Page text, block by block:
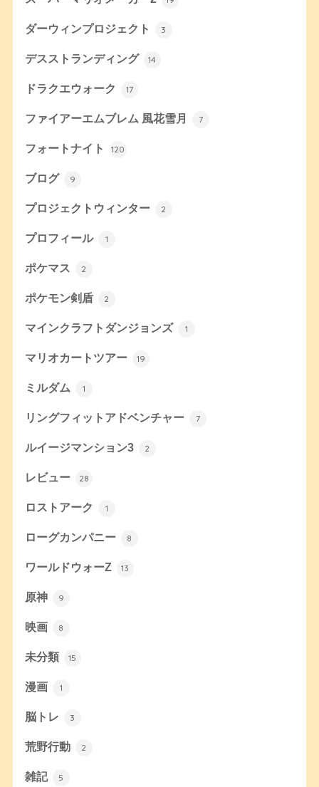
ダーウィンプロジェクト 3
デスストランディング 14
ドラクエウォーク 17
ファイアーエムブレム 風花雪月 7
フォートナイト 120
ブログ 9
プロジェクトウィンター 2
プロフィール 1
ポケマス 2
ポケモン剣盾 2
マインクラフトダンジョンズ 1
マリオカートツアー 19
ミルダム 1
リングフィットアドベンチャー 7
ルイージマンション3 2
レビュー 28
ロストアーク 1
ローグカンパニー 8
ワールドウォーZ 13
原神 9
映画 8
未分類 15
漫画 1
脳トレ 3
荒野行動 2
雑記 5